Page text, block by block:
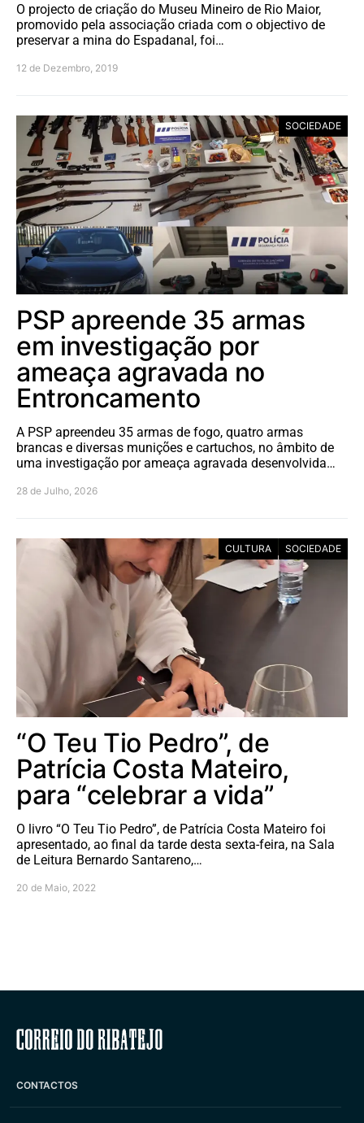
O projecto de criação do Museu Mineiro de Rio Maior,
promovido pela associação criada com o objectivo de
preservar a mina do Espadanal, foi…
12 de Dezembro, 2019
SOCIEDADE
PSP apreende 35 armas
em investigação por
ameaça agravada no
Entroncamento
A PSP apreendeu 35 armas de fogo, quatro armas
brancas e diversas munições e cartuchos, no âmbito de
uma investigação por ameaça agravada desenvolvida…
28 de Julho, 2026
CULTURA SOCIEDADE
“O Teu Tio Pedro”, de
Patrícia Costa Mateiro,
para “celebrar a vida”
O livro “O Teu Tio Pedro”, de Patrícia Costa Mateiro foi
apresentado, ao final da tarde desta sexta-feira, na Sala
de Leitura Bernardo Santareno,…
20 de Maio, 2022
Correio do Ribatejo
CONTACTOS